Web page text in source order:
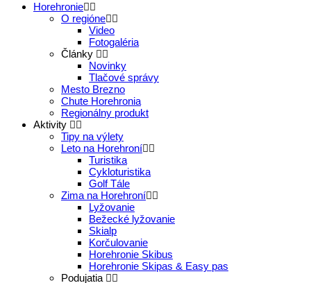
Horehronie
O regióne
Video
Fotogaléria
Články
Novinky
Tlačové správy
Mesto Brezno
Chute Horehronia
Regionálny produkt
Aktivity
Tipy na výlety
Leto na Horehroní
Turistika
Cykloturistika
Golf Tále
Zima na Horehroní
Lyžovanie
Bežecké lyžovanie
Skialp
Korčulovanie
Horehronie Skibus
Horehronie Skipas & Easy pas
Podujatia